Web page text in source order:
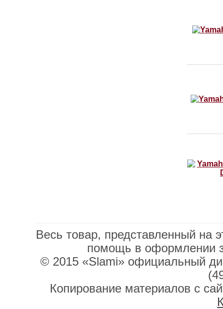
Весь товар, представленный на
помощь в оформлении
© 2015 «Slami» официальный
Копирование материалов с